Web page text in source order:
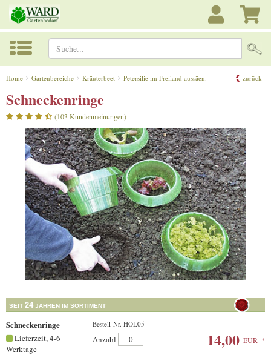
Suche...
Home Gartenbereiche Kräuterbeet Petersilie im Freiland aussäen. zurück
Schneckenringe
(103 Kundenmeinungen)
SEIT 24 JAHREN IM SORTIMENT
Schneckenringe Bestell-Nr. HOL05
Lieferzeit, 4-6
Werktage
Anzahl 14,00 EUR *